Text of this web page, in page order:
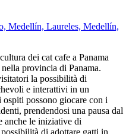
Medellín, Laureles, Medellín,
dei cat cafe a Panama
provincia di Panama.
la possibilità di
e interattivi in un
possono giocare con i
prendendosi una pausa dal
anche le iniziative di
di adottare gatti in